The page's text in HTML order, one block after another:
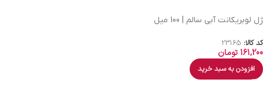
ژل لوبریکانت آبی سالم | 100 میل
کد کالا: 23165
161,200تومان
افزودن به سبد خرید